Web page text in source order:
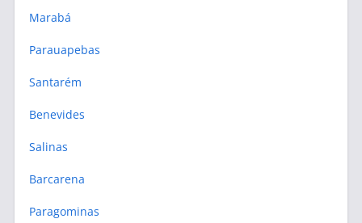
Marabá
Parauapebas
Santarém
Benevides
Salinas
Barcarena
Paragominas